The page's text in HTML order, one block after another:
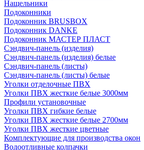
Нащельники
Подоконники
Подоконник BRUSBOX
Подоконник DANKE
Подоконник МАСТЕР ПЛАСТ
Сэндвич-панель (изделия)
Сэндвич-панель (изделия) белые
Сэндвич-панель (листы)
Сэндвич-панель (листы) белые
Уголки отделочные ПВХ
Уголки ПВХ жесткие белые 3000мм
Профили установочные
Уголки ПВХ гибкие белые
Уголки ПВХ жесткие белые 2700мм
Уголки ПВХ жесткие цветные
Комплектующие для производства окон
Водоотливные колпачки